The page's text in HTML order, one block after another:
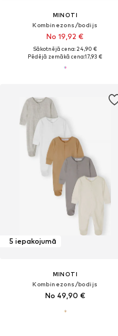
MINOTI
Kombinezons/bodijs
No 19,92 €
Sākotnējā cena: 24,90 €
Pēdējā zemākā cena:17,93 €
5 iepakojumā
MINOTI
Kombinezons/bodijs
No 49,90 €